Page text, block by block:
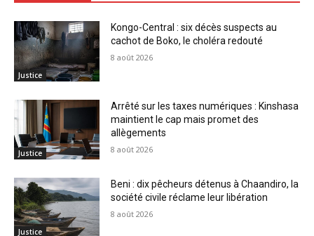
Justice
Kongo-Central : six décès suspects au
cachot de Boko, le choléra redouté
8 août 2026
Justice
Arrêté sur les taxes numériques : Kinshasa
maintient le cap mais promet des
allègements
8 août 2026
Justice
Beni : dix pêcheurs détenus à Chaandiro, la
société civile réclame leur libération
8 août 2026